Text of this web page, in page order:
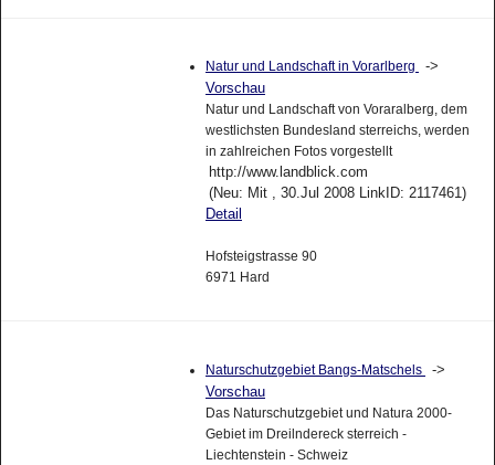
Natur und Landschaft in Vorarlberg
->
Vorschau
Natur und Landschaft von Voraralberg, dem
westlichsten Bundesland sterreichs, werden
in zahlreichen Fotos vorgestellt
http://www.landblick.com
(Neu: Mit , 30.Jul 2008 LinkID: 2117461)
Detail
Hofsteigstrasse 90
6971 Hard
Naturschutzgebiet Bangs-Matschels
->
Vorschau
Das Naturschutzgebiet und Natura 2000-
Gebiet im Dreilndereck sterreich -
Liechtenstein - Schweiz